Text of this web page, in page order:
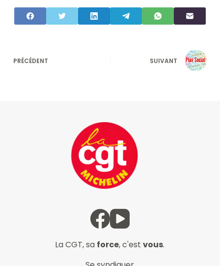
PRÉCÉDENT SUIVANT
La CGT, sa force, c'estvous.